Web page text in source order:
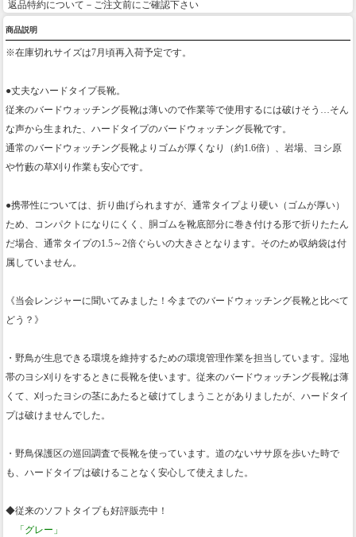
返品特約について－ご注文前にご確認下さい
商品説明
※在庫切れサイズは7月頃再入荷予定です。
●丈夫なハードタイプ長靴。
従来のバードウォッチング長靴は薄いので作業等で使用するには破けそう…そん
な声から生まれた、ハードタイプのバードウォッチング長靴です。
通常のバードウォッチング長靴よりゴムが厚くなり（約1.6倍）、岩場、ヨシ原
や竹藪の草刈り作業も安心です。
●携帯性については、折り曲げられますが、通常タイプより硬い（ゴムが厚い）
ため、コンパクトになりにくく、胴ゴムを靴底部分に巻き付ける形で折りたたん
だ場合、通常タイプの1.5～2倍ぐらいの大きさとなります。そのため収納袋は付
属していません。
《当会レンジャーに聞いてみました！今までのバードウォッチング長靴と比べて
どう？》
・野鳥が生息できる環境を維持するための環境管理作業を担当しています。湿地
帯のヨシ刈りをするときに長靴を使います。従来のバードウォッチング長靴は薄
くて、刈ったヨシの茎にあたると破けてしまうことがありましたが、ハードタイ
プは破けませんでした。
・野鳥保護区の巡回調査で長靴を使っています。道のないササ原を歩いた時で
も、ハードタイプは破けることなく安心して使えました。
◆従来のソフトタイプも好評販売中！
「グレー」